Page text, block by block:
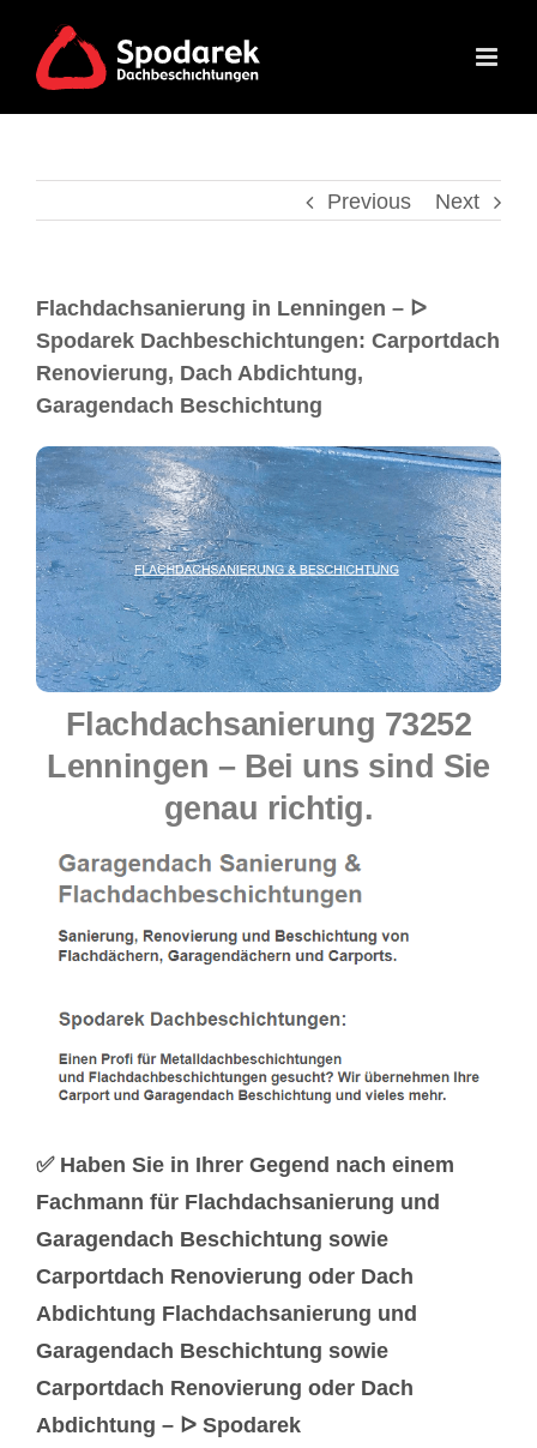
Previous Next
Flachdachsanierung in Lenningen – ᐅ
Spodarek Dachbeschichtungen: Carportdach
Renovierung, Dach Abdichtung,
Garagendach Beschichtung
Flachdachsanierung 73252
Lenningen – Bei uns sind Sie
genau richtig.
✅ Haben Sie in Ihrer Gegend nach einem
Fachmann für Flachdachsanierung und
Garagendach Beschichtung sowie
Carportdach Renovierung oder Dach
Abdichtung Flachdachsanierung und
Garagendach Beschichtung sowie
Carportdach Renovierung oder Dach
Abdichtung – ᐅ Spodarek